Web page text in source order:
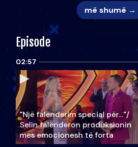
më shumë →
Episode
02:57
"Një falenderim special për…"/
Selin falënderon produksionin
mes emocionesh të forta